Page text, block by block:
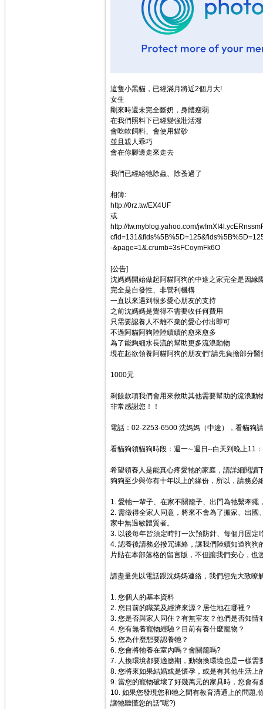
這隻小黑貓，已經滿月將近2個月大!
女生
剛來時還未完全斷奶，身體瘦弱
在我們照料下已經變強壯活潑
會吃軟飼料、會使用貓砂
並且親人乖巧
會在你腳邊走來走去
我們已經給牠除蟲、除蚤過了
相簿:
http://0rz.tw/EX4UF
或
http://tw.myblog.yahoo.com/
-&page=1&.crumb=3sFCoymFk6O
[公告]
沈媽媽開始做起阿貓阿狗的中途之家完全是因緣
完全是自發性、非營利機構
一直以來遇到很多愛心朋友的支持
之前沈媽媽是覺得不需要收任何費用
只需要認養人不離不棄的愛心付出即可
不過阿貓阿狗陸陸續續的愈來愈多
為了能夠細水長流的幫助更多流浪動物
現在起欲領養阿貓阿狗的朋友們"請先負擔部分醫
1000元
剩餘款項我們會用來救助其他需要幫助的流浪動
非常感謝您！！
電話：02-2253-6500 沈媽媽（中途），看貓狗
看貓狗領貓狗時段：週一∼週日--白天到晚上11
希望領養人是能真心疼愛牠的家庭，請詳細閱
狗狗至少與你有十年以上的緣份，所以，請務必
1. 愛牠一輩子、在家不關籠子、出門為牠繫牽繩
2. 需徵得全家人同意，將來不會為了搬家、出
家中無過敏體質者。
3. 以後每年皆須定時打一次預防針、每個月固定
4. 認養後請務必撥冗連絡，讓我們陸續知道狗
片貼在本部落格的留言版，不但讓我們安心，也
請盡量先以電話跟沈媽媽連絡，我們想先大致瞭
1. 您個人的基本資料
2. 您目前的職業及經濟來源？居住地在哪裡？
3. 您是否與家人同住？有無室友？他們是否知情
4. 您有無養寵物經驗？目前有養什麼寵物？
5. 您為什麼想要認養牠？
6. 您會將牠養在室內嗎？會關籠嗎?
7. 人換環境都要適應期，動物換環境也是一樣
8. 您將來如果結婚或是懷孕，或是有其他生活上
9. 當您的寵物破壞了好幾萬元的家具時，您會有
10. 如果您發現您和牠之間有教育溝通上的問題,
讓牠聽懂您的話"呢?)